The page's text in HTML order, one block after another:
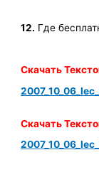
12. Где
Скачать
Скачать